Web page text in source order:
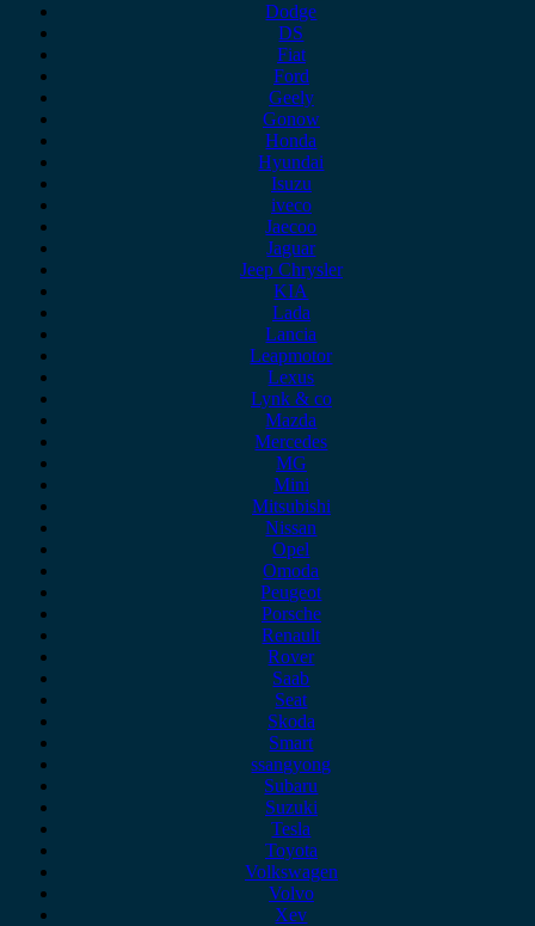
Dodge
DS
Fiat
Ford
Geely
Gonow
Honda
Hyundai
Isuzu
iveco
Jaecoo
Jaguar
Jeep Chrysler
KIA
Lada
Lancia
Leapmotor
Lexus
Lynk & co
Mazda
Mercedes
MG
Mini
Mitsubishi
Nissan
Opel
Omoda
Peugeot
Porsche
Renault
Rover
Saab
Seat
Skoda
Smart
ssangyong
Subaru
Suzuki
Tesla
Toyota
Volkswagen
Volvo
Xev